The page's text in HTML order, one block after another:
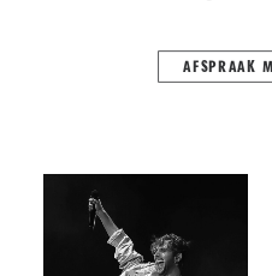
AFSPRAAK